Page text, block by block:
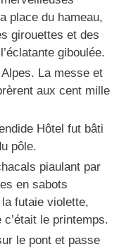
place du hameau,
girouettes et des
giboulée.
La messe et
aux cent mille
Hôtel fut bâti
pôle.
piaulant par
en sabots
futaie violette,
le printemps.
le pont et passe